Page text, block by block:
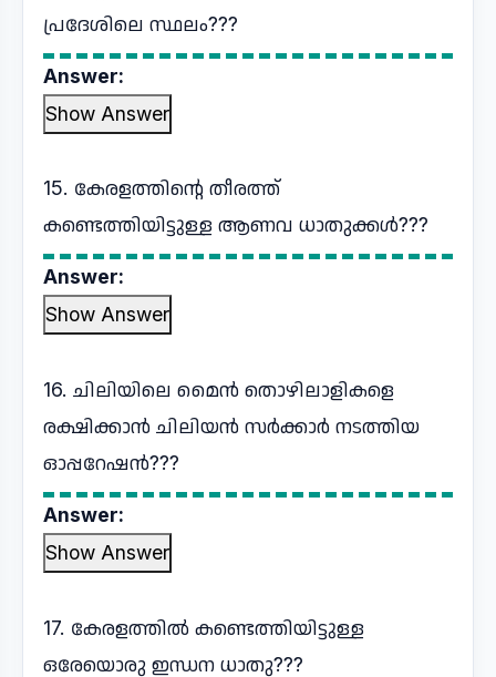
പ്രദേശിലെ സ്ഥലം???
Answer:
Show Answer
15. കേരളത്തിന്റെ തീരത്ത്
കണ്ടെത്തിയിട്ടുള്ള ആണവ ധാതുക്കൾ???
Answer:
Show Answer
16. ചിലിയിലെ മൈൻ തൊഴിലാളികളെ
രക്ഷിക്കാൻ ചിലിയൻ സർക്കാർ നടത്തിയ
ഓപ്പറേഷൻ???
Answer:
Show Answer
17. കേരളത്തിൽ കണ്ടെത്തിയിട്ടുള്ള
ഒരേയൊരു ഇന്ധന ധാതു???